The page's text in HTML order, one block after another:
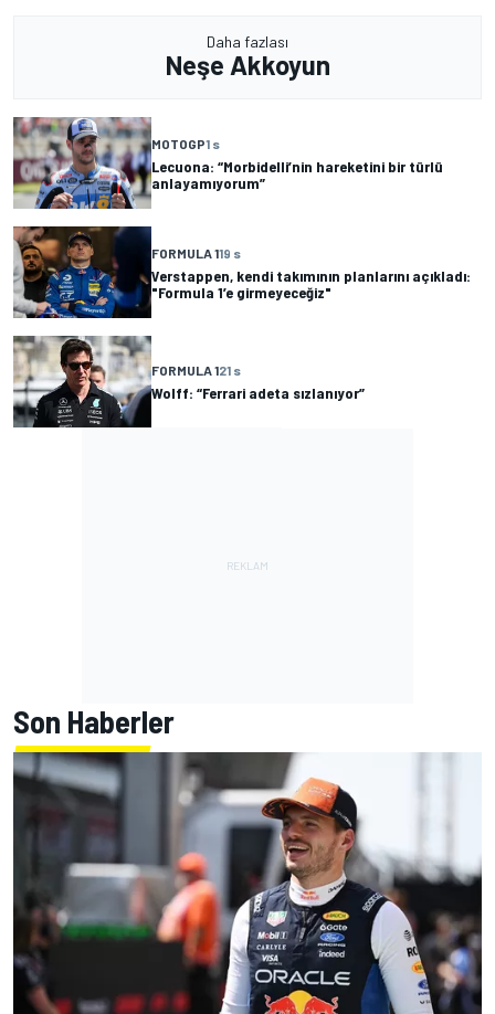
Daha fazlası
Neşe Akkoyun
MOTOGP1 s
Lecuona: “Morbidelli’nin hareketini bir türlü
anlayamıyorum”
FORMULA 119 s
Verstappen, kendi takımının planlarını açıkladı:
"Formula 1’e girmeyeceğiz"
FORMULA 121 s
Wolff: “Ferrari adeta sızlanıyor”
Son Haberler